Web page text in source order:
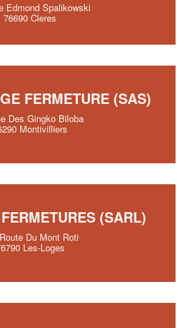
Edmond Spalikowski
76690 Cleres
FERMETURE (SAS)
Des Gingko Biloba
Montivilliers
(SARL)
Du Mont Roti
Les-Loges